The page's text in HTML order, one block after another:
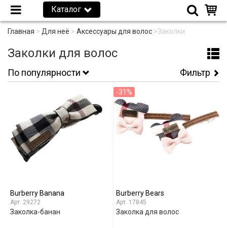
Каталог
Главная > Для неё > Аксессуары для волос >Заколки
Заколки для волос
По популярности Фильтр
Burberry Banana
29272
Заколка-банан
-31%
Burberry Bears
17845
Заколка для волос